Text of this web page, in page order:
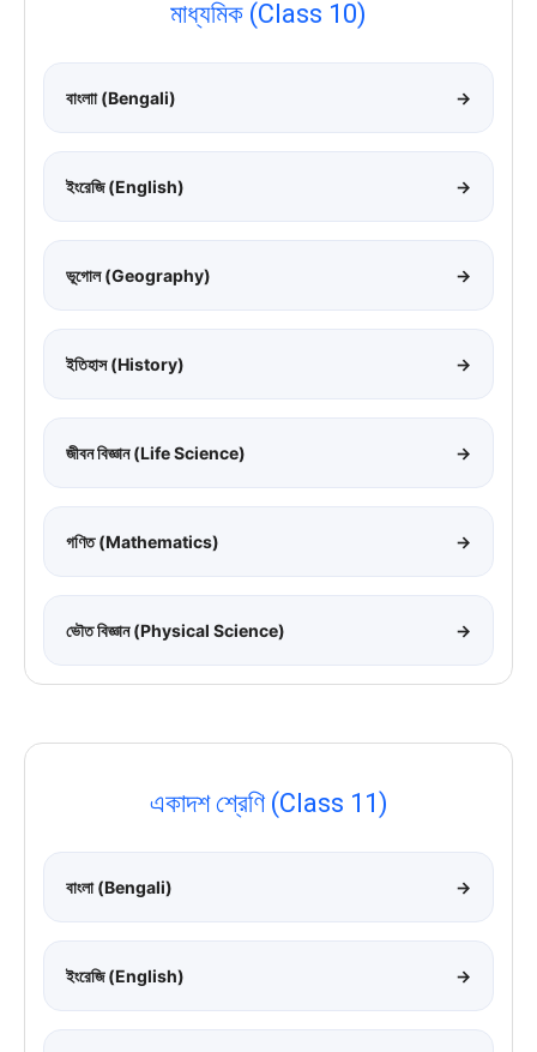
মাধ্যমিক (Class 10)
বাংলাা (Bengali) →
ইংরেজি (English) →
ভূগোল (Geography) →
ইতিহাস (History) →
জীবন বিজ্ঞান (Life Science) →
গণিত (Mathematics) →
ভৌত বিজ্ঞান (Physical Science) →
একাদশ শ্রেণি (Class 11)
বাংলা (Bengali) →
ইংরেজি (English) →